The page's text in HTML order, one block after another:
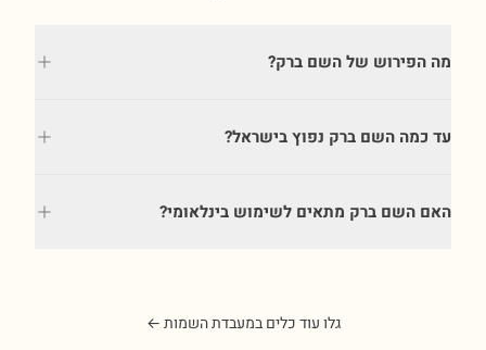
מה הפירוש של השם ברק?
עד כמה השם ברק נפוץ בישראל?
האם השם ברק מתאים לשימוש בינלאומי?
גלו עוד כלים במעבדת השמות ←